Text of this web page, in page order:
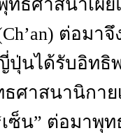
ทธศาสนาเผ
ต่อมา
นได้รับอิทธิ
ธศาสนานิกา
เซ็น” ต่อมาพุ